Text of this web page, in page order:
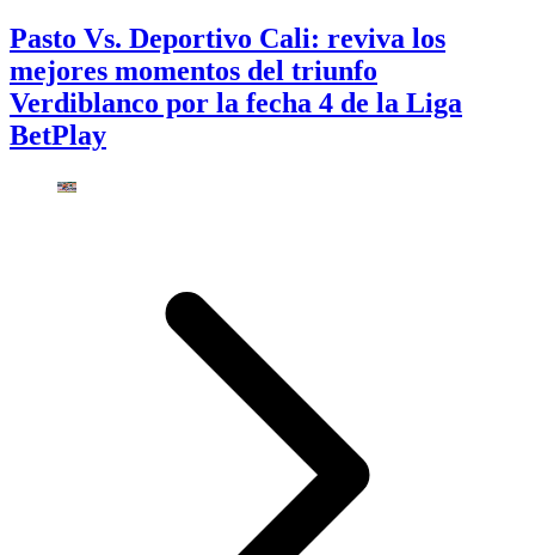
Pasto Vs. Deportivo Cali: reviva los
mejores momentos del triunfo
Verdiblanco por la fecha 4 de la Liga
BetPlay